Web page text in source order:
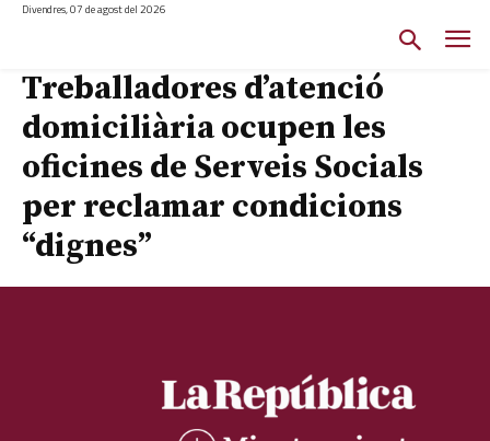
Divendres, 07 de agost del 2026
Treballadores d’atenció
domiciliària ocupen les
oficines de Serveis Socials
per reclamar condicions
“dignes”